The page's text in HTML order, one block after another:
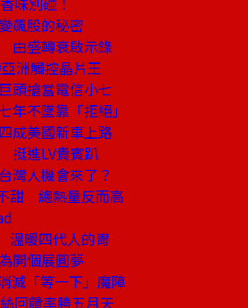
飆股的秘密
由盛轉衰啟示錄
洲觸控晶片王
頭搶當電信小七
年不墜靠「拒絕」
成美國新車上路
挺進LV貴賓趴
灣人機會來了？
甜 總熱量反而高
暖四代人的胃
開個展圓夢
「等一下」魔障
回饋率勝五月天